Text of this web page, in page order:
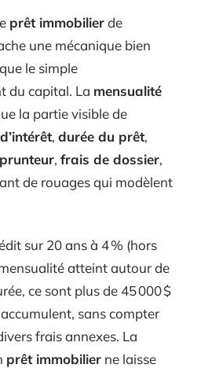
prêt immobilierde
une mécanique bien
le simple
du capital. La mensualité
la partie visible de
, durée du prêt,
, frais de dossier,
de rouages qui modèlent
sur 20 ans à 4 % (hors
atteint autour de
ce sont plus de 45 000 $
sans compter
frais annexes. La
prêt immobilier ne laisse